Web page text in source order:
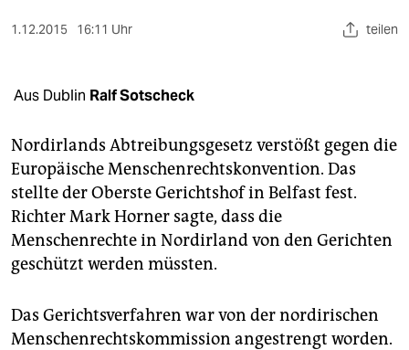
berlin
nord
wahrheit
verlag
verlag
shop
1.12.2015 16:11 Uhr teilen
Aus Dublin Ralf Sotscheck
Nordirlands Abtreibungsgesetz verstößt gegen die
Europäische Menschenrechtskonvention. Das
stellte der Oberste Gerichtshof in Belfast fest.
Richter Mark Horner sagte, dass die
Menschenrechte in Nordirland von den Gerichten
geschützt werden müssten.
Das Gerichtsverfahren war von der nordirischen
Menschenrechtskommission angestrengt worden.